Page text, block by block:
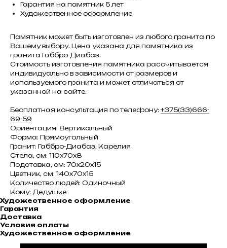
Гарантия на памятник 5 лет
Художественное оформление
Памятник может быть изготовлен из любого гранита по
Вашему выбору. Цена указана для памятника из
гранита Габбро-Диабаз.
Стоимость изготовления памятника рассчитывается
индивидуально в зависимости от размеров и
используемого гранита и может отличаться от
указанной на сайте.
Бесплатная консультация по телефону: +375(33)666-
69-59
Ориентация: Вертикальный
Форма: Прямоугольный
Гранит: Габбро-Диабаз, Карелия
Стела, см: 110х70х8
Подставка, см: 70х20х15
Цветник, см: 140х70х15
Количество людей: Одиночный
Кому: Дедушке
Художественное оформление
Гарантия
Доставка
Условия оплаты
Художественное оформление